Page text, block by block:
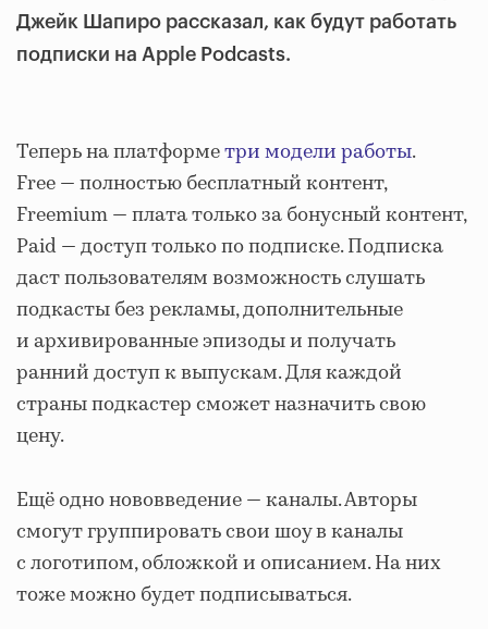
Джейк Шапиро рассказал, как будут работать
подписки на Apple Podcasts.
Теперь на платформетри модели работы.
Free — полностью бесплатный контент,
Freemium — плата только за бонусный контент,
Paid — доступ только по подписке. Подписка
даст пользователям возможность слушать
подкасты без рекламы, дополнительные
и архивированные эпизоды и получать
ранний доступ к выпускам. Для каждой
страны подкастер сможет назначить свою
цену.
Ещё одно нововведение — каналы. Авторы
смогут группировать свои шоу в каналы
с логотипом, обложкой и описанием. На них
тоже можно будет подписываться.